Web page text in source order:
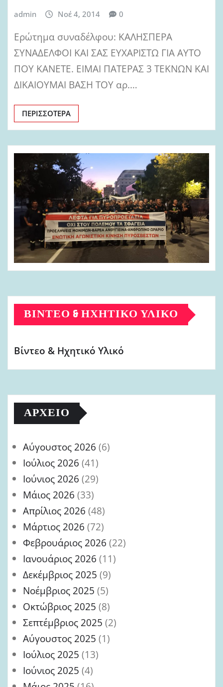
admin Νοέ 4, 2014 0
Ερώτημα συναδέλφου: ΚΑΛΗΣΠΕΡΑ
ΣΥΝΑΔΕΛΦΟΙ ΚΑΙ ΣΑΣ ΕΥΧΑΡΙΣΤΩ ΓΙΑ ΑΥΤΟ
ΠΟΥ ΚΑΝΕΤΕ. ΕΙΜΑΙ ΠΑΤΕΡΑΣ 3 ΤΕΚΝΩΝ ΚΑΙ
ΔΙΚΑΙΟΥΜΑΙ ΒΑΣΗ ΤΟΥ αρ.…
ΠΕΡΙΣΣΌΤΕΡΑ
ΒΊΝΤΕΟ & ΗΧΗΤΙΚΌ ΥΛΙΚΌ
Βίντεο & Ηχητικό Υλικό
ΑΡΧΕΊΟ
Αύγουστος 2026 (6)
Ιούλιος 2026 (41)
Ιούνιος 2026 (29)
Μάιος 2026 (33)
Απρίλιος 2026 (48)
Μάρτιος 2026 (72)
Φεβρουάριος 2026 (22)
Ιανουάριος 2026 (11)
Δεκέμβριος 2025 (9)
Νοέμβριος 2025 (5)
Οκτώβριος 2025 (8)
Σεπτέμβριος 2025 (2)
Αύγουστος 2025 (1)
Ιούλιος 2025 (13)
Ιούνιος 2025 (4)